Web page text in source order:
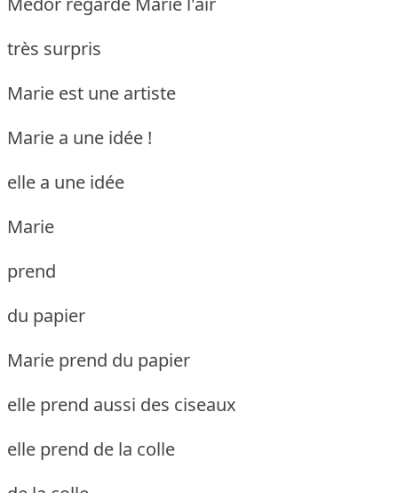
très surpris
Marie est une artiste
Marie a une idée !
elle a une idée
Marie
prend
du papier
Marie prend du papier
elle prend aussi des ciseaux
elle prend de la colle